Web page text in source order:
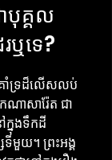
បុគ្គល
រឬទេ?
គាំទ្រដ៏លើសលប់
ាសារ៉ែត ជា
ក្នុងទឹកដី
មួយ។ ព្រះអង្គ